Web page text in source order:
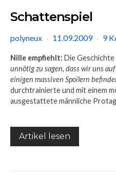
Schattenspiel
polyneux 11.09.2009 9
Nille empfiehlt: Die Geschichte
unnötig zu sagen, dass wir uns
einigen massiven Spoilern
durchtrainierte und mit einem
ausgestattete männliche
Artikel lesen